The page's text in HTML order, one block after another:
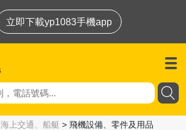
立即下載yp1083手機app
海上交通、船艇 > 飛機設備、零件及用品